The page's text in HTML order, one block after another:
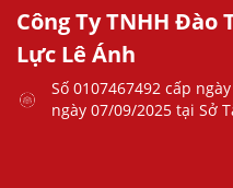
Công Ty TNHH Đào
Lực Lê Ánh
Số 0107467492 cấp
ngày 07/09/2025 tại Sở